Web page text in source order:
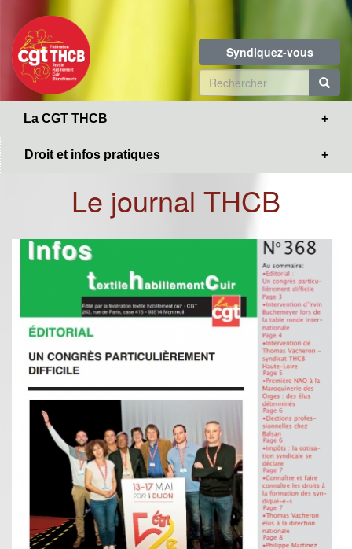
contenu
principal
Syndiquez-vous
Formulaire
de
La CGT THCB
Droit et infos pratiques
Le journal THCB